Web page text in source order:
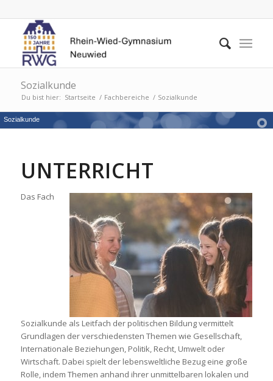
Sozialkunde
Du bist hier: Startseite / Fachbereiche / Sozialkunde
Sozialkunde
UNTERRICHT
Das Fach
Sozialkunde als Leitfach der politischen Bildung vermittelt
Grundlagen der verschiedensten Themen wie Gesellschaft,
Internationale Beziehungen, Politik, Recht, Umwelt oder
Wirtschaft. Dabei spielt der lebensweltliche Bezug eine große
Rolle, indem Themen anhand ihrer unmittelbaren lokalen und